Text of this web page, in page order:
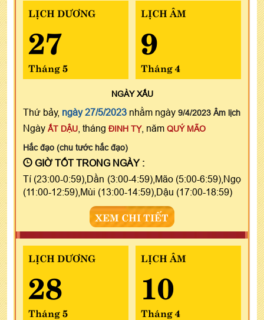
LỊCH DƯƠNG
27
Tháng 5
LỊCH ÂM
9
Tháng 4
NGÀYXẤU
Thứ bảy, ngày 27/5/2023 nhằm ngày 9/4/2023 Âm lịch
Ngày ẤT DẬU , tháng ĐINH TỴ, năm QUÝ MÃO
Hắc đạo (chu tước hắc đạo)
GIỜ TỐT TRONG NGÀY :
Tí (23:00-0:59),Dần (3:00-4:59),Mão (5:00-6:59),Ngọ
(11:00-12:59),Mùi (13:00-14:59),Dậu (17:00-18:59)
XEM CHI TIẾT
LỊCH DƯƠNG
28
Tháng 5
LỊCH ÂM
10
Tháng 4